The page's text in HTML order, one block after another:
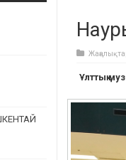
Ұлттық